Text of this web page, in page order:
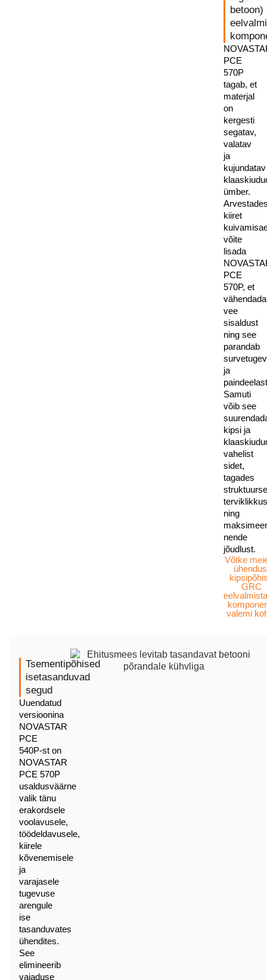
betoon)
PCE
570P
tagab, et
materjal
on
kergesti
segatav,
valatav
ja
kujundatav
ümber.
kiiret
võite
lisada
PCE
570P, et
vähendada
vee
sisaldust
ning see
parandab
ja
Samuti
võib see
kipsi ja
vahelist
sidet,
tagades
struktuurse
ning
nende
jõudlust.
Võtke
GRC
valemi
Tsementipõhised
isetasanduvad
segud
Uuendatud
versioonina
NOVASTAR
PCE
540P-st on
NOVASTAR
PCE 570P
usaldusväärne
valik tänu
erakordsele
voolavusele,
töödeldavusele,
kiirele
kõvenemisele
ja
varajasele
tugevuse
arengule
ise
tasanduvates
ühendites.
See
elimineerib
vajaduse